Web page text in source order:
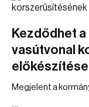
Kezdődhet
vasútvonal
előkészítése
Megjelent a